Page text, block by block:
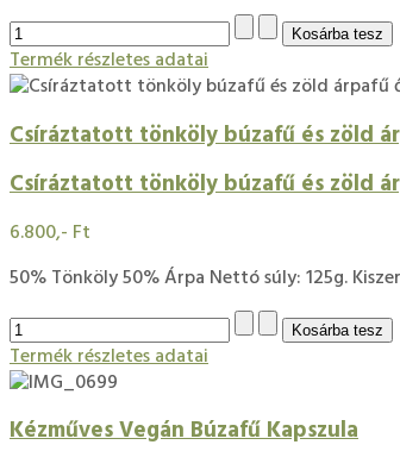
Termék részletes adatai
Csíráztatott tönköly búzafű és zöld
Csíráztatott tönköly búzafű és zöld
6.800,- Ft
50% Tönköly 50% Árpa Nettó súly: 125g.
Termék részletes adatai
Kézműves Vegán Búzafű Kapszula